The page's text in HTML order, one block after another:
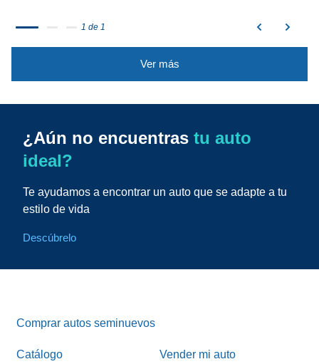
1 de 1
Ver más
¿Aún no encuentras tu auto
ideal?
Te ayudamos a encontrar un auto que se adapte a tu
estilo de vida
Descúbrelo
Comprar autos seminuevos
Catálogo Vender mi auto